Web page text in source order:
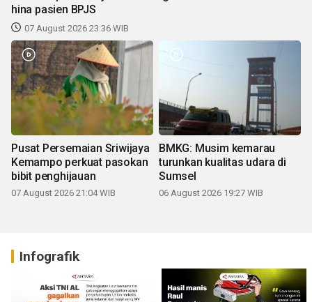
hina pasien BPJS
07 August 2026 23:36 WIB
Pusat Persemaian Sriwijaya
Kemampo perkuat pasokan
bibit penghijauan
07 August 2026 21:04 WIB
BMKG: Musim kemarau
turunkan kualitas udara di
Sumsel
06 August 2026 19:27 WIB
Infografik